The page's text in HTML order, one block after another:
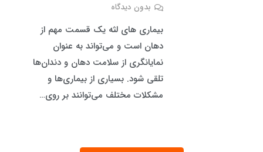
بدون دیدگاه
بیماری های لثه یک قسمت مهم از
دهان است و می‌تواند به عنوان
نمایانگری از سلامت دهان و دندان‌ها
تلقی شود. بسیاری از بیماری‌ها و
مشکلات مختلف می‌توانند بر روی…